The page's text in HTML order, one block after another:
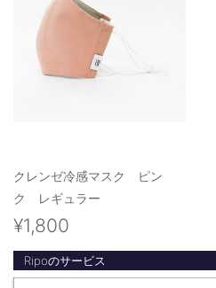
クレンゼ冷感マスク ピン
ク レギュラー
¥1,800
Ripoのサービス